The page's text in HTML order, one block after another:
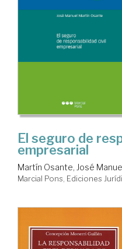
El seguro de
empresarial
Martín Osante, José
Marcial Pons, Ediciones